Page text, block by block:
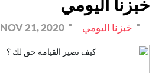
خبزنا اليومي
خبزنا اليومي NOV 21, 2020